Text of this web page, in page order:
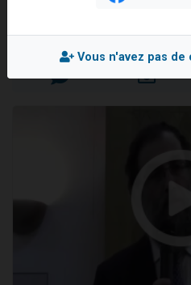
12 nouvelles
Mis en ligne le Dimanche 29
Vous n'avez pas de